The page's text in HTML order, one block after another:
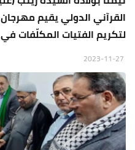
القرآني الدولي يقيم
لتكريم الفتيات المكلّفات